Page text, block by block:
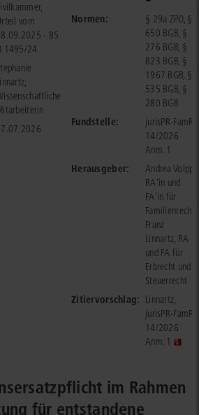
vom
- 85
1495/24
Normen:
§ 29a ZPO, §
650 BGB, §
276 BGB, §
823 BGB, §
1967 BGB, §
535 BGB, §
280 BGB
Fundstelle:
jurisPR-FamR
14/2026
Anm. 1
Herausgeber:
Andrea Volpp,
RA'in und
FA'in für
Familienrecht
Franz
Linnartz, RA
und FA für
Erbrecht und
Steuerrecht
Zitiervorschlag: Linnartz,
jurisPR-FamR
14/2026
Anm. 1
im Rahmen
für entstandene